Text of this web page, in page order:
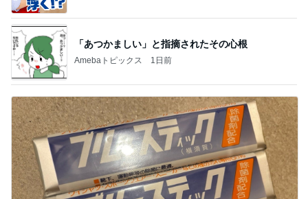
「あつかましい」と指摘されたその心根
Amebaトピックス 1日前